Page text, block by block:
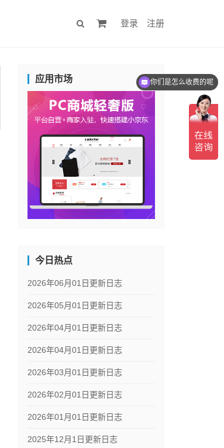
登录 注册
应用市场
今日热点
2026年06月01日更新日志
2026年05月01日更新日志
2026年04月01日更新日志
2026年04月01日更新日志
2026年03月01日更新日志
2026年02月01日更新日志
2026年01月01日更新日志
2025年12月1日更新日志
你们是怎么收费的呢